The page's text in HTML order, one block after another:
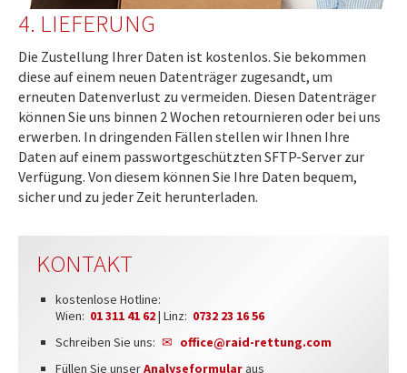
4. LIEFERUNG
Die Zustellung Ihrer Daten ist kostenlos. Sie bekommen
diese auf einem neuen Datenträger zugesandt, um
erneuten Datenverlust zu vermeiden. Diesen Datenträger
können Sie uns binnen 2 Wochen retournieren oder bei uns
erwerben. In dringenden Fällen stellen wir Ihnen Ihre
Daten auf einem passwortgeschützten SFTP-Server zur
Verfügung. Von diesem können Sie Ihre Daten bequem,
sicher und zu jeder Zeit herunterladen.
KONTAKT
kostenlose Hotline:
Wien: 01 311 41 62| Linz: 0732 23 16 56
Schreiben Sie uns:
office@raid-rettung.com
Füllen Sie unserAnalyseformularaus